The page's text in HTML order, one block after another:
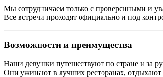
Мы сотрудничаем только с проверенными и
Все встречи проходят официально и под
Возможности и преимущества
Наши девушки путешествуют по стране и за
Они ужинают в лучших ресторанах, отдыхают